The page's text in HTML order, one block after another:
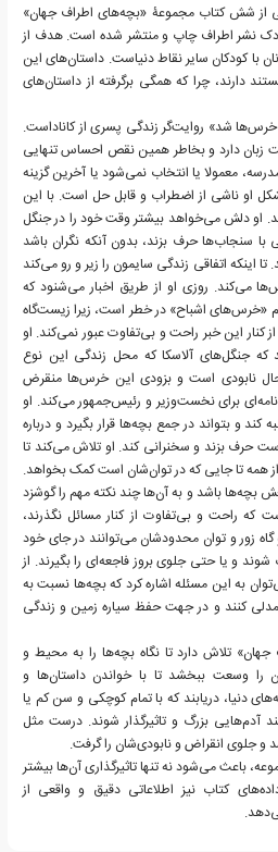
شش کتاب مجموعۀ «بچه‌های اطراف جهان»
نشر اطراف چاپ و منتشر شده است. هدف از
با کودکان سایر نقاط دنیاست. داستان‌های این
دارند، چرا که همگی برگرفته از داستان‌های
شد»‌ روایت‌گر زندگی پسری از کاناداست.
است که لکنت زبان دارد و بخاطر همین نقص احساس تنهایی
معمولا یا انتخاب نمی‌شود یا آخرین گزینه‌
او ناشی از اضطراب و قابل حل است. با این
او دلش می‌خواهد بیشتر وقت خود را در جنگل
با سنجاب‌ها حرف بزند، بدون آنکه نگران باشد
اتفاقی زندگی سایمون را زیر و رو می‌کند
می‌کند. روزی او از طریق اخبار می‌شنود که
«خرس‌های اشباح»‌ در خطر است، زیرا زیست‌گاه
کنار این خبر راحت و بی‌تفاوت عبور نمی‌کند. او
که جنگل‌های آلاسکا که محل زندگی این نوع
نابودی است و بزودی این خرس‌ها منقرض
برای نخست‌وزیر و رئیس‌جمهور می‌کند. او
و بتواند در جمع بچه‌ها قرار بگیرد و درباره
حرف بزند و سخنرانی کند. او تلاش می‌کند تا
همه تا جایی که در توان‌شان است کمک بخواهد.
بچه‌ها باشد و به آن‌ها چند نکته مهم را گوشزد
که راحت و بی‌تفاوت از کنار مسائل نگذرند،
زور و توان محدود‌شان می‌توانند در جای خود
شوند و یا حتی جلوی بروز فاجعه‌ای را بگیرند. از
به این مسئله اشاره کرد که بچه‌ها نسبت به
کنند و در جهت حفظ سیاره زمین و زندگی
تلاش دارد تا نگاه بچه‌ها را به محیط و
را وسعت ببخشد تا با خواندن داستان‌ها و
دنیا، دریابند که با تمام کوچکی و سن کم‌ یا
آدم‌هایی بزرگ و تاثیرگذار شوند.‌ درست مثل
و جلوی انقراض و نابودی‌شان را گرفت.
باعث می‌شود نه تنها تاثیرگذاری آن‌‌ها بیشتر
کتاب نیز اطلاعاتی دقیق و واقعی از